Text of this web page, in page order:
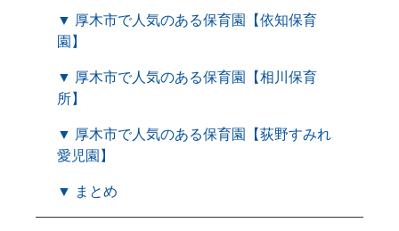
▼ 厚木市で人気のある保育園【依知保育
園】
▼ 厚木市で人気のある保育園【相川保育
所】
▼ 厚木市で人気のある保育園【荻野すみれ
愛児園】
▼ まとめ